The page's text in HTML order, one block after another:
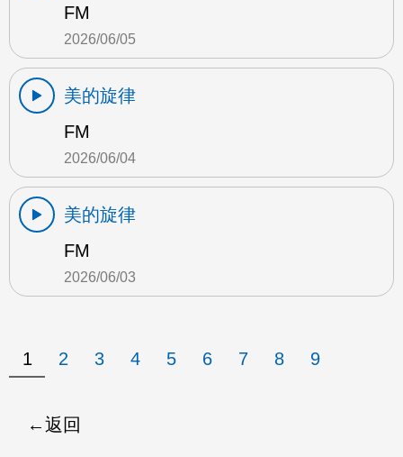
FM
2026/06/05
美的旋律
FM
2026/06/04
美的旋律
FM
2026/06/03
1 2 3 4 5 6 7 8 9
返回